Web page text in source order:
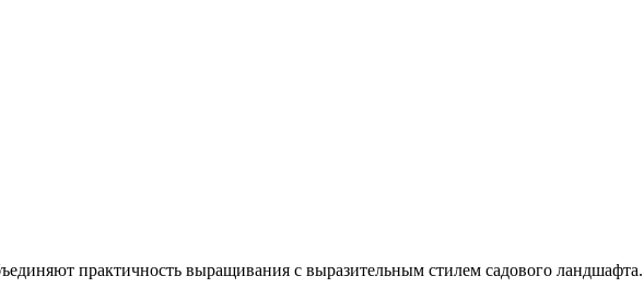
практичность выращивания с выразительным стилем садового